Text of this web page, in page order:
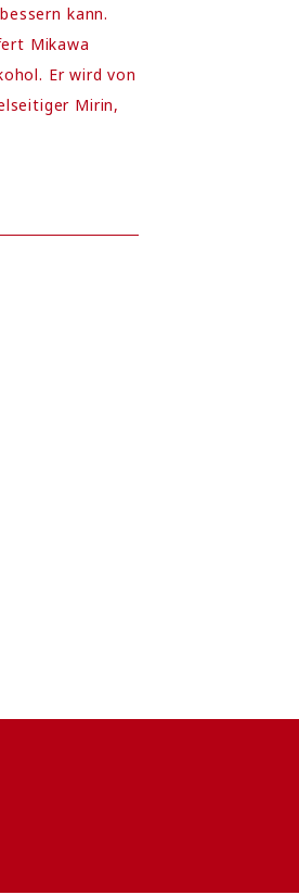
kann.
Mikawa
Er wird von
Mirin,